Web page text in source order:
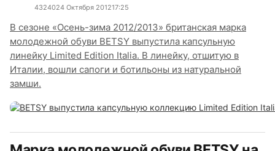
4324024 Октября 201217:25
В сезоне «Осень-зима 2012/2013» британская марка
молодежной обуви BETSY выпустила капсульную
линейку Limited Edition Italia. В линейку, отшитую в
Италии, вошли сапоги и ботильоны из натуральной
замши.